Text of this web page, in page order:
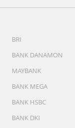
BRI
BANK DANAMON
MAYBANK
BANK MEGA
BANK HSBC
BANK DKI